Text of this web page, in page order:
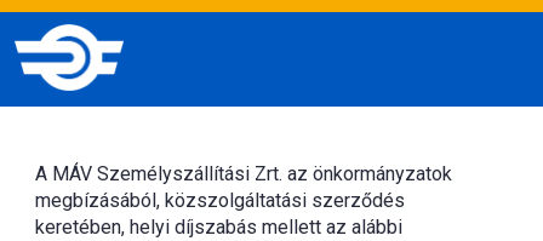
A MÁV Személyszállítási Zrt. az önkormányzatok
megbízásából, közszolgáltatási szerződés
keretében, helyi díjszabás mellett az alábbi